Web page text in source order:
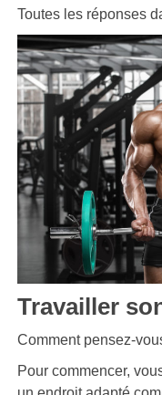
Toutes les réponses
Travailler
Comment pensez-
Pour commencer,